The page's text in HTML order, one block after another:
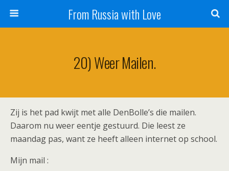
From Russia with Love
20) Weer Mailen.
Zij is het pad kwijt met alle DenBolle’s die mailen.
Daarom nu weer eentje gestuurd. Die leest ze
maandag pas, want ze heeft alleen internet op school.
Mijn mail :